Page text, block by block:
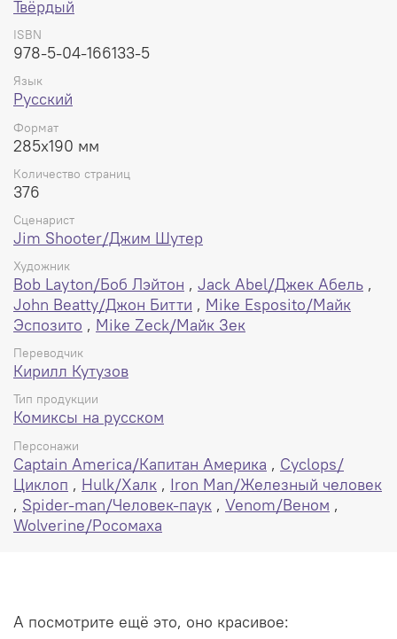
вселенную Marvel! Новый состав Фантастической
Четвёрки, следующий этап развития Людей Икс и
могучего Халка, а также первое появления
самого, которому в будущем суждено стать одним из
величайших врагов стенолаза — Веномом!
В книге собраны комиксы «Секретные войны
Твердый переплет, 190х285 мм., 376 стр.
Твёрдый
ISBN
978-5-04-166133-5
Язык
Русский
Формат
285x190 мм
Количество страниц
376
Сценарист
Jim Shooter/Джим Шутер
Художник
Bob Layton/Боб Лэйтон , Jack Abel/Джек Абель ,
John Beatty/Джон Битти , Mike Esposito/Майк
Эспозито , Mike Zeck/Майк Зек
Переводчик
Кирилл Кутузов
Тип продукции
Комиксы на русском
Персонажи
Captain America/Капитан Америка , Cyclops/
Циклоп , Hulk/Халк , Iron Man/Железный человек
, Spider-man/Человек-паук , Venom/Веном ,
Wolverine/Росомаха
А посмотрите ещё это, оно красивое: